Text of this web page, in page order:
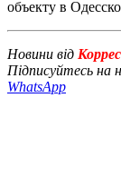
объекту в
Новини від
Підписуйтесь на
WhatsApp